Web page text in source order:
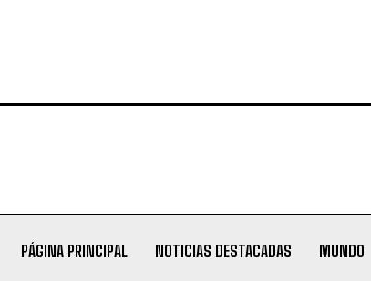
PÁGINA PRINCIPAL NOTICIAS DESTACADAS MUNDO